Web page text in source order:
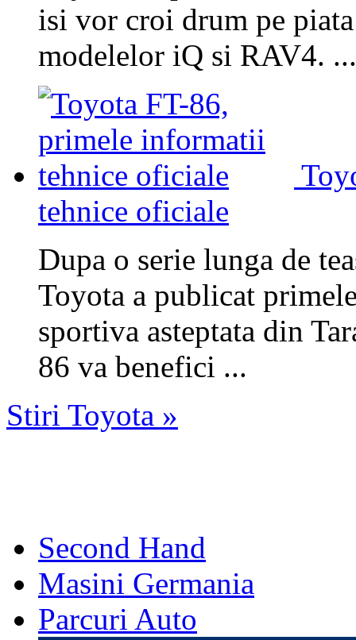
isi vor croi drum pe
modelelor iQ si RAV4. ...
tehnice oficiale
Dupa o serie lunga de
Toyota a publicat
sportiva asteptata din
86 va benefici ...
Stiri Toyota »
Second Hand
Masini Germania
Parcuri Auto